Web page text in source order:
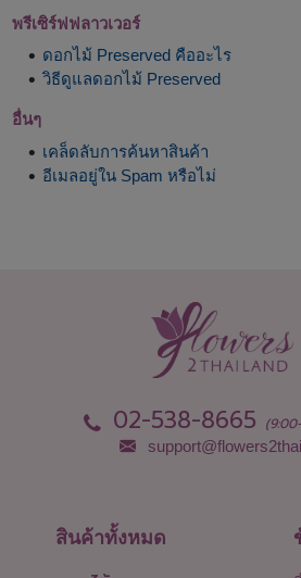
พรีเซิร์ฟฟลาวเวอร์
ดอกไม้ Preserved คืออะไร
วิธีดูแลดอกไม้ Preserved
อื่นๆ
เคล็ดลับการค้นหาสินค้า
อีเมลอยู่ใน Spam หรือไม่
02-538-8665
สินค้าทั้งหมด